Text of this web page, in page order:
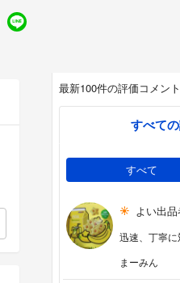
最新100件の評価コメン
すべて
すべて
よい出
迅速、丁寧に
まーみん